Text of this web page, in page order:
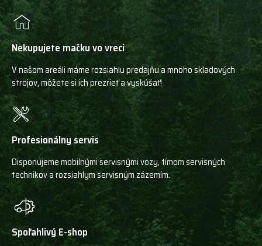
Nekupujete mačku vo vreci
V našom areáli máme rozsiahlu predajňu a mnoho skladových
strojov, môžete si ich prezrieť a vyskúšať!
Profesionálny servis
Disponujeme mobilnými servisnými vozy, tímom servisných
technikov a rozsiahlym servisným zázemím.
Spoľahlivý E-shop